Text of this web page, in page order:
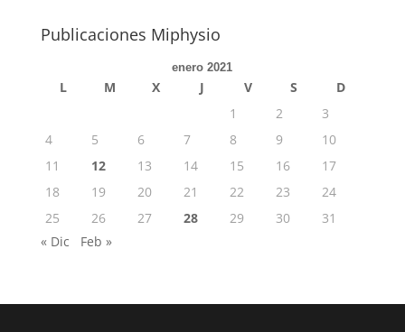
Publicaciones Miphysio
enero 2021
L M X J V S
D
1
2
3
4
5 6 7 8 9
10
11
12 13 14 15 16
17
18
19 20 21 22 23
24
25
26 27 28 29 30
31
« Dic
Feb »